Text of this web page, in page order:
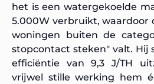
het is een watergekoelde
5.000W verbruikt, waardoor
woningen buiten de
stopcontact steken" valt. Hij
efficiëntie van 9,3 J/TH
vrijwel stille werking hem